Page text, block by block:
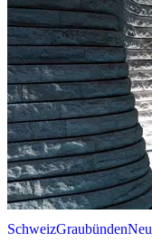
SchweizGraubündenNeu